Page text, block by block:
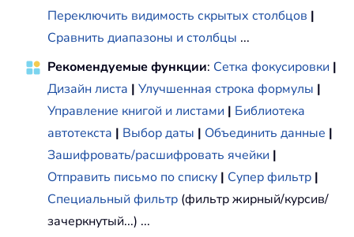
Переключить видимость скрытых столбцов |
Сравнить диапазоны и столбцы ...
Рекомендуемые функции: Сетка фокусировки |
Дизайн листа | Улучшенная строка формулы |
Управление книгой и листами | Библиотека
автотекста | Выбор даты | Объединить данные |
Зашифровать/расшифровать ячейки |
Отправить письмо по списку | Супер фильтр |
Специальный фильтр (фильтр жирный/курсив/
зачеркнутый...) ...